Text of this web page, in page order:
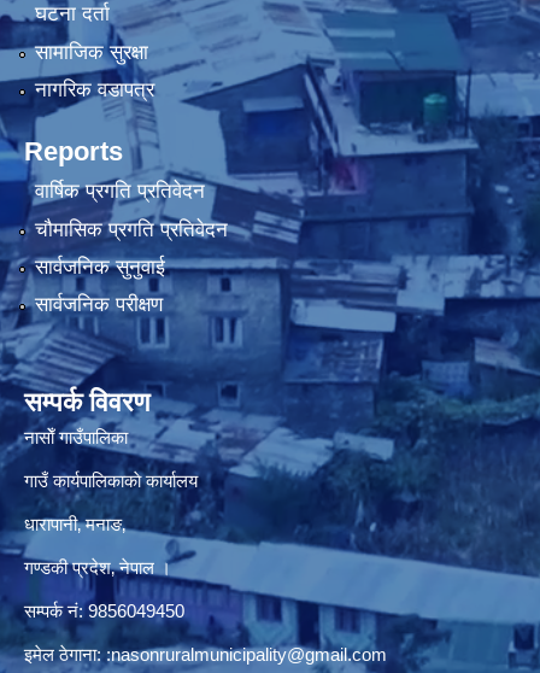
घटना दर्ता
सामाजिक सुरक्षा
नागरिक वडापत्र
Reports
वार्षिक प्रगति प्रतिवेदन
चौमासिक प्रगति प्रतिवेदन
सार्वजनिक सुनुवाई
सार्वजनिक परीक्षण
सम्पर्क विवरण
नासाेँ गाउँपालिका
गाउँ कार्यपालिकाकाे कार्यालय
धारापानी‚ मनाङ‚
गण्डकी प्रदेश‚ नेपाल ।
सम्पर्क न‌ं‍: 9856049450
इमेल ठेगाना: :nasonruralmunicipality@gmail.com